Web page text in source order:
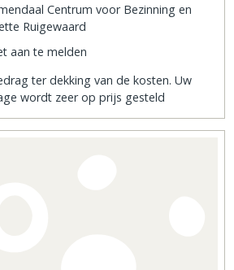
Centrum voor Bezinning en
Ruigewaard
aan te melden
ter dekking van de kosten. Uw
wordt zeer op prijs gesteld